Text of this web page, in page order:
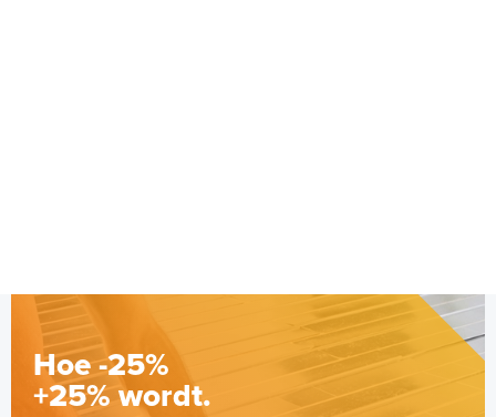
Hoe -25%
+25% wordt.